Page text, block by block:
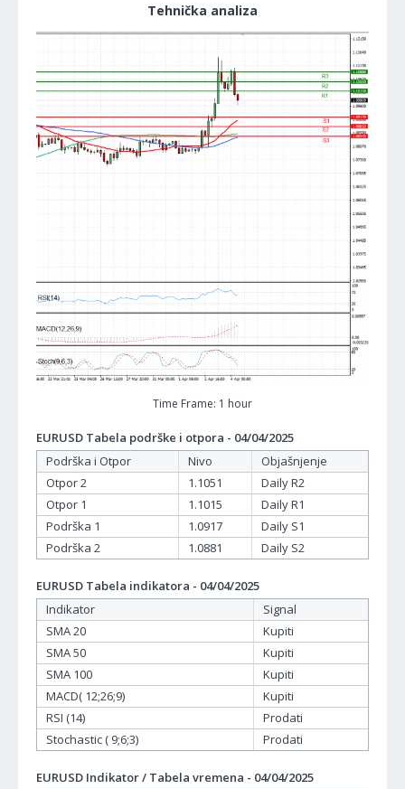
Tehnička analiza
Time Frame: 1 hour
EURUSD Tabela podrške i otpora - 04/04/2025
Podrška i Otpor
Nivo
Objašnjenje
Otpor 2
1.1051
Daily R2
Otpor 1
1.1015
Daily R1
Podrška 1
1.0917
Daily S1
Podrška 2
1.0881 Daily S2
EURUSD Tabela indikatora - 04/04/2025
Indikator
Signal
SMA 20
Kupiti
SMA 50
Kupiti
SMA 100
Kupiti
MACD( 12;26;9)
Kupiti
RSI (14)
Prodati
Stochastic ( 9;6;3)
Prodati
EURUSD Indikator / Tabela vremena - 04/04/2025